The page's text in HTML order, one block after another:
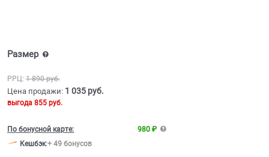
Размер
РРЦ: 1 890 руб.
Цена продажи: 1 035 руб.
выгода 855 руб.
По бонусной карте:
980 ₽
Кешбэк:+ 49 бонусов